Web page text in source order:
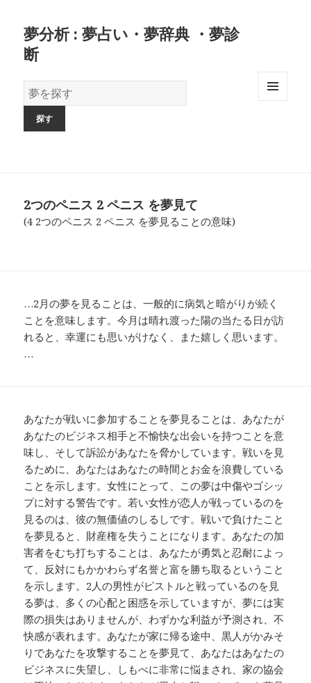
夢分析 : 夢占い・夢辞典 ・夢診
断
夢
の
2つのペニス 2 ペニス を夢見て
(4 2つのペニス 2 ペニス を夢見ることの意味)
…2月の夢を見ることは、一般的に病気と暗がりが続く
ことを意味します。今月は晴れ渡った陽の当たる日が訪
れると、幸運にも思いがけなく、また嬉しく思います。
…
あなたが戦いに参加することを夢見ることは、あなたが
あなたのビジネス相手と不愉快な出会いを持つことを意
味し、そして訴訟があなたを脅かしています。戦いを見
るために、あなたはあなたの時間とお金を浪費している
ことを示します。女性にとって、この夢は中傷やゴシッ
プに対する警告です。若い女性が恋人が戦っているのを
見るのは、彼の無価値のしるしです。戦いで負けたこと
を夢見ると、財産権を失うことになります。あなたの加
害者をむち打ちすることは、あなたが勇気と忍耐によっ
て、反対にもかかわらず名誉と富を勝ち取るということ
を示します。2人の男性がピストルと戦っているのを見
る夢は、多くの心配と困惑を示していますが、夢には実
際の損失はありませんが、わずかな利益が予測され、不
快感が表れます。あなたが家に帰る途中、黒人がかみそ
りであなたを攻撃することを夢見て、あなたはあなたの
ビジネスに失望し、しもべに非常に悩まされ、家の協会